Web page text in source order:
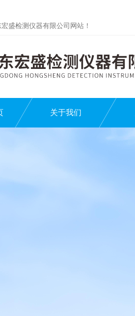
盛检测仪器有限公司网站！
关于我们